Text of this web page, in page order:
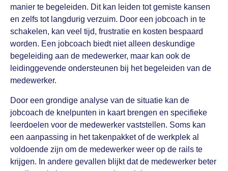
manier te begeleiden. Dit kan leiden tot gemiste kansen
en zelfs tot langdurig verzuim. Door een jobcoach in te
schakelen, kan veel tijd, frustratie en kosten bespaard
worden. Een jobcoach biedt niet alleen deskundige
begeleiding aan de medewerker, maar kan ook de
leidinggevende ondersteunen bij het begeleiden van de
medewerker.
Door een grondige analyse van de situatie kan de
jobcoach de knelpunten in kaart brengen en specifieke
leerdoelen voor de medewerker vaststellen. Soms kan
een aanpassing in het takenpakket of de werkplek al
voldoende zijn om de medewerker weer op de rails te
krijgen. In andere gevallen blijkt dat de medewerker beter